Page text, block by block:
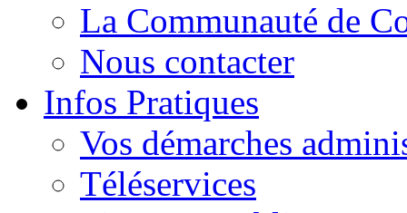
La Communauté de
Nous contacter
Infos Pratiques
Vos démarches
Téléservices